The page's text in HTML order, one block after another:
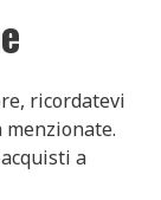
ricordatevi
a